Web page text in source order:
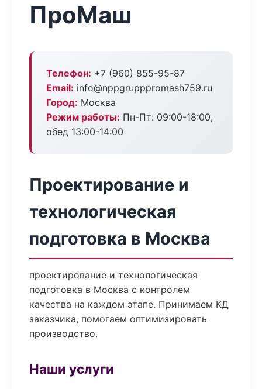
ПроМаш
Телефон: +7 (960) 855-95-87
Email: info@nppgrupppromash759.ru
Город: Москва
Режим работы: Пн-Пт: 09:00-18:00,
обед 13:00-14:00
Проектирование и
технологическая
подготовка в Москва
проектирование и технологическая
подготовка в Москва с контролем
качества на каждом этапе. Принимаем КД
заказчика, помогаем оптимизировать
производство.
Наши услуги